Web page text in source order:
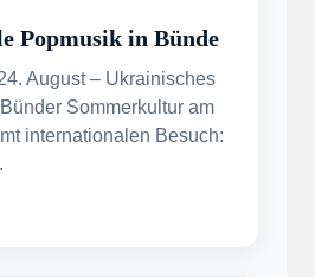
Popmusik in Bünde
August – Ukrainisches
Sommerkultur am
internationalen Besuch: